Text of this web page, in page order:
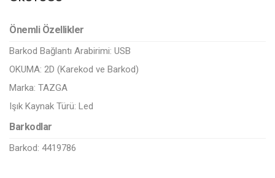
Önemli Özellikler
Barkod Bağlantı Arabirimi: USB
OKUMA: 2D (Karekod ve Barkod)
Marka: TAZGA
Işık Kaynak Türü: Led
Barkodlar
Barkod: 4419786